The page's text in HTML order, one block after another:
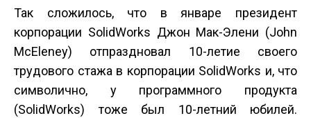
Так сложилось, что в январе президент
корпорации SolidWorks Джон Мак-Элени (John
McEleney) отпраздновал 10-летие своего
трудового стажа в корпорации SolidWorks и, что
символично, у программного продукта
(SolidWorks) тоже был 10-летний юбилей.